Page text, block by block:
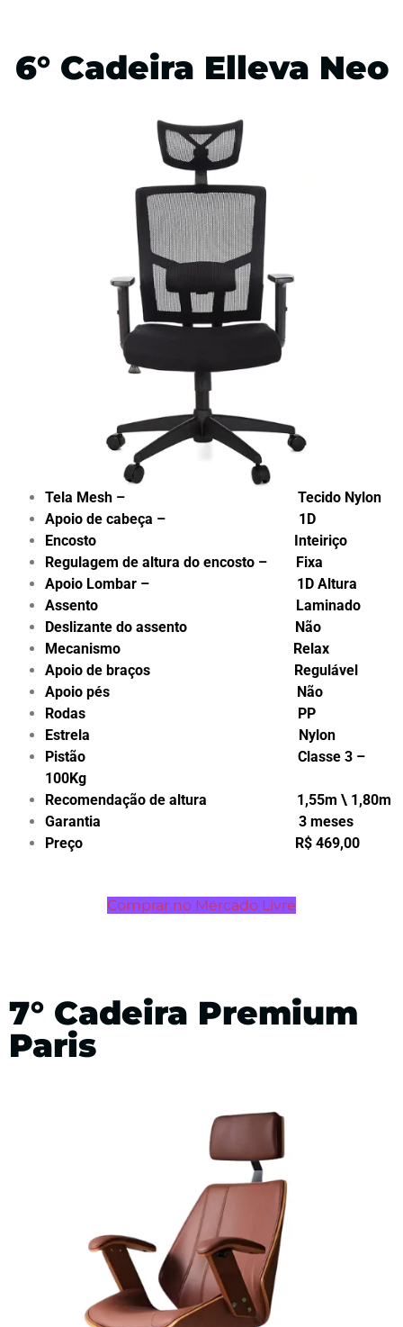
6° Cadeira Elleva Neo
Tela Mesh – Tecido Nylon
Apoio de cabeça – 1D
Encosto Inteiriço
Regulagem de altura do encosto – Fixa
Apoio Lombar – 1D Altura
Assento Laminado
Deslizante do assento Não
Mecanismo Relax
Apoio de braços Regulável
Apoio pés Não
Rodas PP
Estrela Nylon
Pistão Classe 3 –
100Kg
Recomendação de altura 1,55m \ 1,80m
Garantia 3 meses
Preço R$ 469,00
Comprar no Mercado Livre
7° Cadeira Premium
Paris